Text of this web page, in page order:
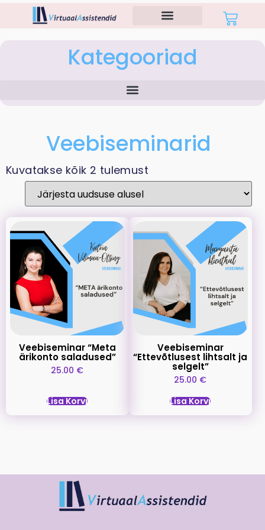
Kategooriad
Veebiseminarid
Kuvatakse kõik 2 tulemust
Veebiseminar “Meta
ärikonto saladused”
25.00 €
Lisa Korvi
Veebiseminar
“Ettevõtlusest lihtsalt ja
selgelt”
25.00 €
Lisa Korvi